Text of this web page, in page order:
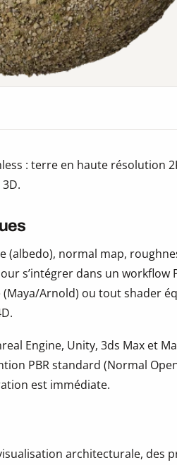
: terre en haute résolution
(albedo), normal map,
s’intégrer dans un workflow
(Maya/Arnold) ou tout shader
Engine, Unity, 3ds Max et
PBR standard (Normal
est immédiate.
architecturale, des